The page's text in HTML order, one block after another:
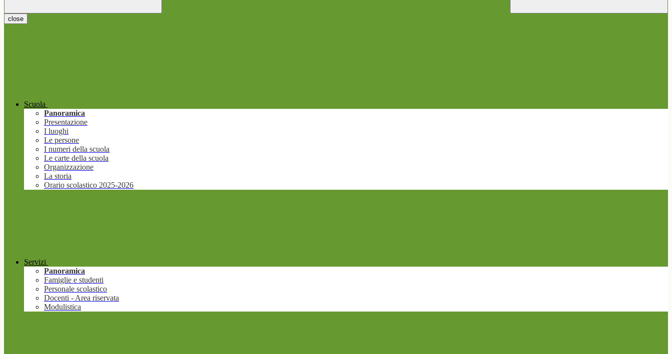
close
Scuola
Panoramica
Presentazione
I luoghi
Le persone
I numeri della scuola
Le carte della scuola
Organizzazione
La storia
Orario scolastico 2025-2026
Servizi
Panoramica
Famiglie e studenti
Personale scolastico
Docenti - Area riservata
Modulistica